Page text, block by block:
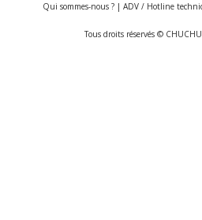
Qui sommes-nous ? | ADV / Hotline
Tous droits réservés ©